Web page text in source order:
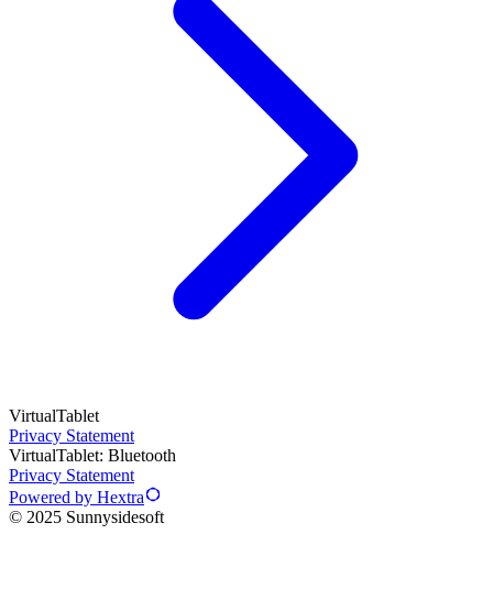
VirtualTablet
Privacy Statement
VirtualTablet: Bluetooth
Privacy Statement
Powered by Hextra
© 2025 Sunnysidesoft